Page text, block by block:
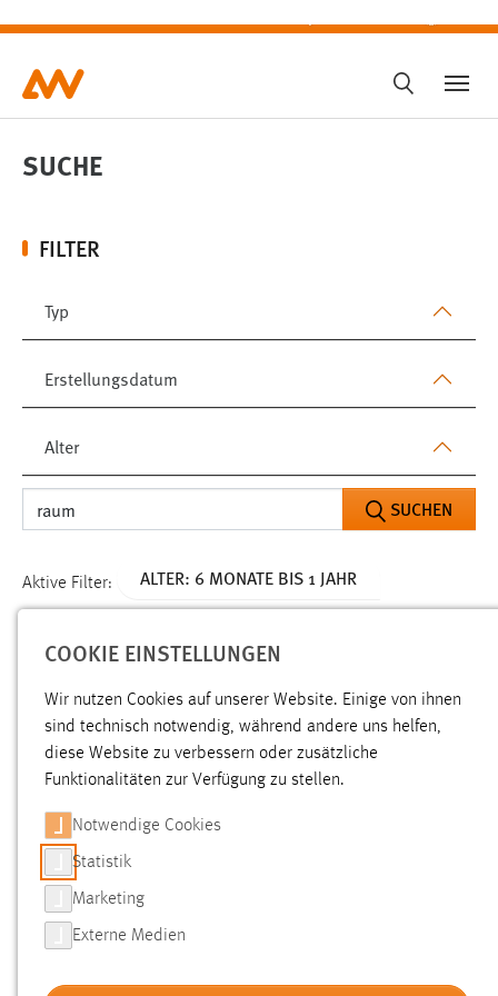
SUCHE
FILTER
Aktive Filter: ALTER: 6 MONATE BIS 1 JAHR
Ergebnisse pro Seite:
SORTIEREN NACH
Service Lehre OTH
Relevanz:
Elektrotechnik, Medien und Informatik Amberg, Fakultät
COOKIE EINSTELLUNGEN
sind technisch notwendig, während andere uns helfen,
Funktionalitäten zur Verfügung zu stellen.
Notwendige Cookies
Statistik
Marketing
Externe Medien
ABLEHNEN